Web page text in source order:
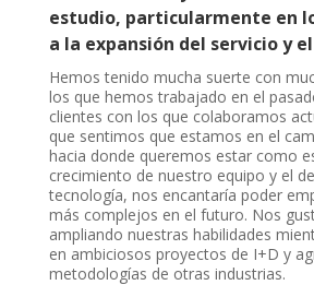
estudio, particularmente en
a la expansión del servicio y
Hemos tenido mucha suerte con
los que hemos trabajado en el
clientes con los que colaboramos
que sentimos que estamos en el
hacia donde queremos estar como
crecimiento de nuestro equipo y el
tecnología, nos encantaría poder
más complejos en el futuro. Nos
ampliando nuestras habilidades
en ambiciosos proyectos de I+D y
metodologías de otras industrias.